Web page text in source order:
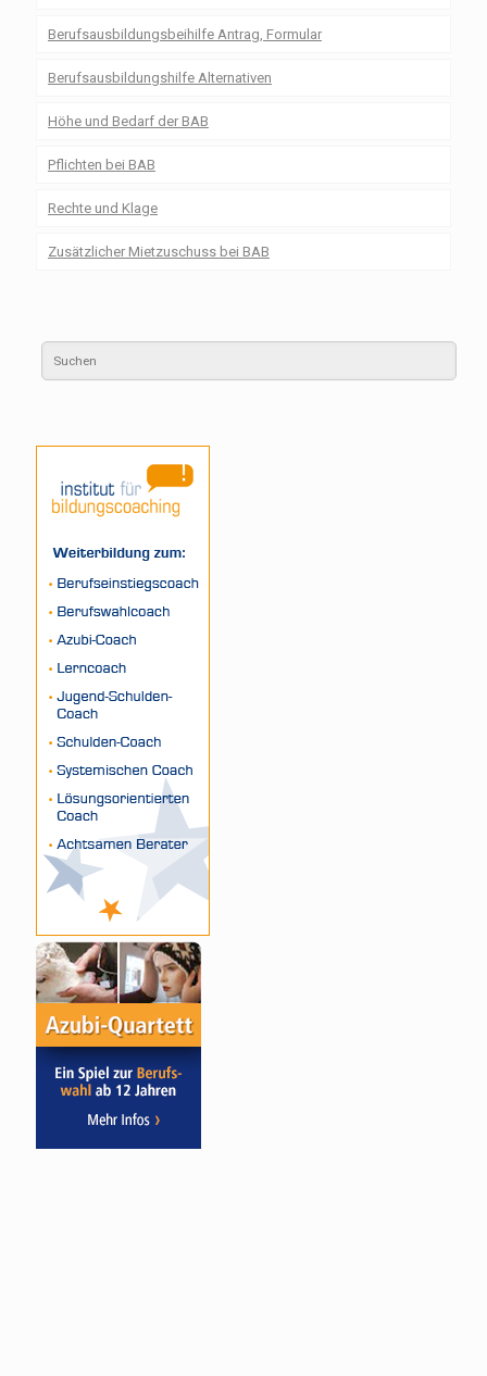
Berufsausbildungsbeihilfe Antrag, Formular
Berufsausbildungshilfe Alternativen
Höhe und Bedarf der BAB
Pflichten bei BAB
Rechte und Klage
Zusätzlicher Mietzuschuss bei BAB